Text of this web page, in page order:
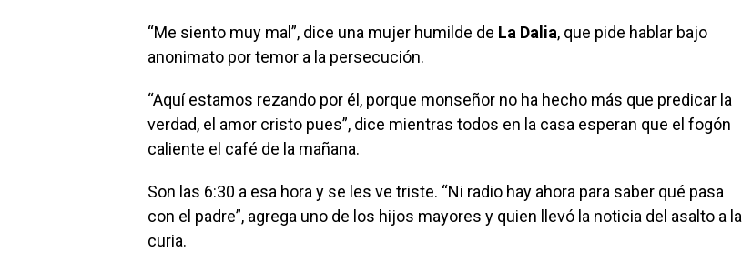
“Me siento muy mal”, dice una mujer humilde de La Dalia, que pide hablar bajo
anonimato por temor a la persecución.
“Aquí estamos rezando por él, porque monseñor no ha hecho más que predicar la
verdad, el amor cristo pues”, dice mientras todos en la casa esperan que el fogón
caliente el café de la mañana.
Son las 6:30 a esa hora y se les ve triste. “Ni radio hay ahora para saber qué pasa
con el padre”, agrega uno de los hijos mayores y quien llevó la noticia del asalto a la
curia.